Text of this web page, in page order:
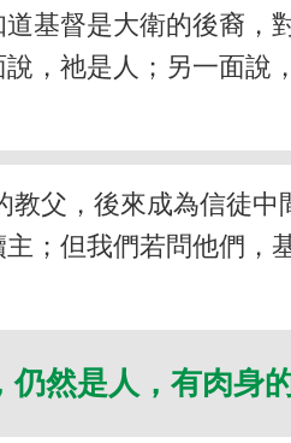
基督是大衛的後裔，
，祂是人；另一面說
父，後來成為信徒
；但我們若問他們，
仍然是人，有肉身